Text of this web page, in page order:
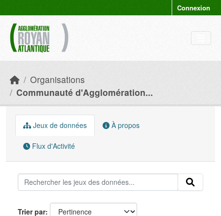
Connexion
Organisations
Communauté d'Agglomération...
Jeux de données À propos
Flux d'Activité
Trier par